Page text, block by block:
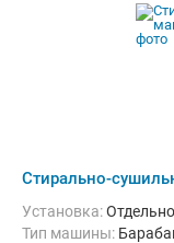
Стирально-
Установка:
Тип машины: